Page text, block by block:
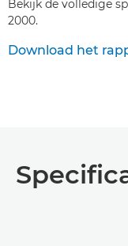
Bekijk de volledige
2000.
Download het